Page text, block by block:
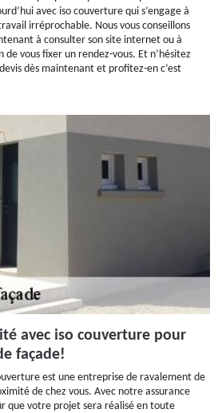
avec iso couverture qui s’engage à
irréprochable. Nous vous conseillons
à consulter son site internet ou à
vous fixer un rendez-vous. Et n’hésitez
dès maintenant et profitez-en c’est
avec iso couverture pour
façade!
est une entreprise de ravalement de
de chez vous. Avec notre assurance
que votre projet sera réalisé en toute